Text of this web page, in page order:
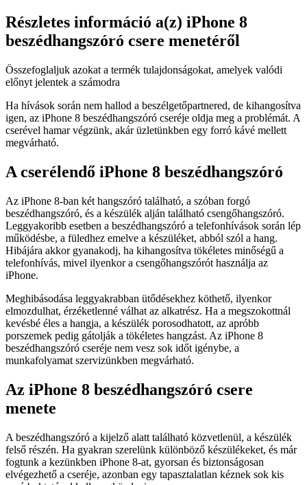
Részletes információ a(z) iPhone 8
beszédhangszóró csere menetéről
Összefoglaljuk azokat a termék tulajdonságokat, amelyek valódi
előnyt jelentek a számodra
Ha hívások során nem hallod a beszélgetőpartnered, de kihangosítva
igen, az iPhone 8 beszédhangszóró cseréje oldja meg a problémát. A
cserével hamar végzünk, akár üzletünkben egy forró kávé mellett
megvárható.
A cserélendő iPhone 8 beszédhangszóró
Az iPhone 8-ban két hangszóró található, a szóban forgó
beszédhangszóró, és a készülék alján található csengőhangszóró.
Leggyakoribb esetben a beszédhangszóró a telefonhívások során lép
működésbe, a füledhez emelve a készüléket, abból szól a hang.
Hibájára akkor gyanakodj, ha kihangosítva tökéletes minőségű a
telefonhívás, mivel ilyenkor a csengőhangszórót használja az
iPhone.
Meghibásodása leggyakrabban ütődésekhez köthető, ilyenkor
elmozdulhat, érzéketlenné válhat az alkatrész. Ha a megszokottnál
kevésbé éles a hangja, a készülék porosodhatott, az apróbb
porszemek pedig gátolják a tökéletes hangzást. Az iPhone 8
beszédhangszóró cseréje nem vesz sok időt igénybe, a
munkafolyamat szervizünkben megvárható.
Az iPhone 8 beszédhangszóró csere
menete
A beszédhangszóró a kijelző alatt található közvetlenül, a készülék
felső részén. Ha gyakran szerelünk különböző készülékeket, és már
fogtunk a kezünkben iPhone 8-at, gyorsan és biztonságosan
elvégezhető a cseréje, azonban egy tapasztalatlan kéznek sok kis